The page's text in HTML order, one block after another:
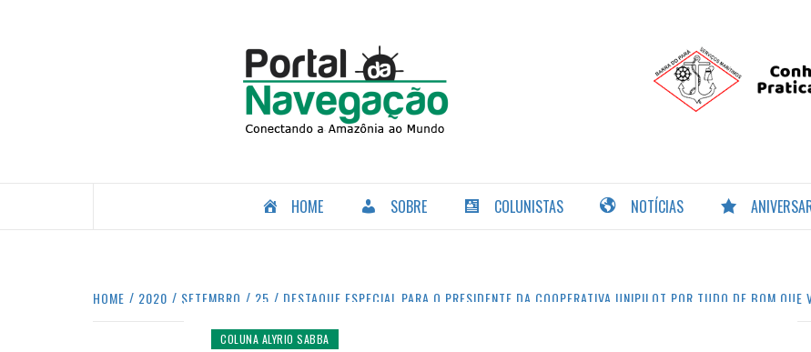
HOME SOBRE COLUNISTAS NOTÍCIAS
HOME 2020 SETEMBRO 25 DESTAQUE ESPECIAL PARA O PRESIDENTE DA COOPERATIVA UNIPILOT POR TUDO DE BOM
COLUNA ALYRIO SABBA